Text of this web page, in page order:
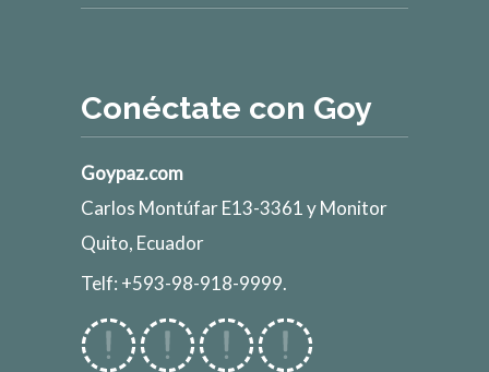
Conéctate con Goy
Goypaz.com
Carlos Montúfar E13-3361 y Monitor
Quito, Ecuador
Telf: +593-98-918-9999.